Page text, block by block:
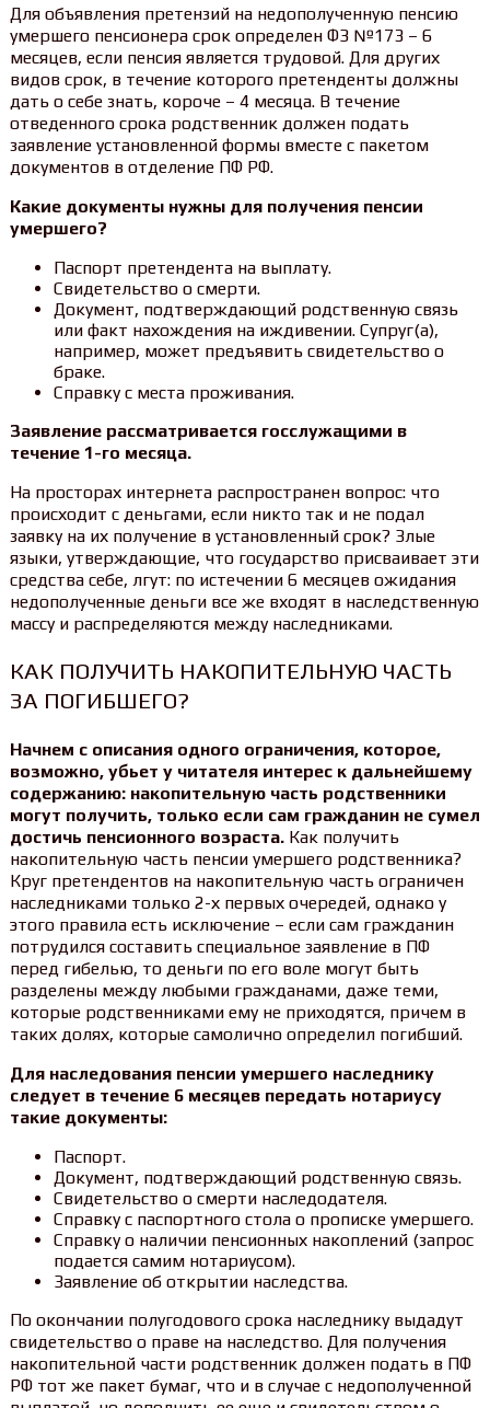
Для объявления претензий на недополученную пенсию
умершего пенсионера срок определен ФЗ №173 – 6
месяцев, если пенсия является трудовой. Для других
видов срок, в течение которого претенденты должны
дать о себе знать, короче – 4 месяца. В течение
отведенного срока родственник должен подать
заявление установленной формы вместе с пакетом
документов в отделение ПФ РФ.
Какие документы нужны для получения пенсии
умершего?
Паспорт претендента на выплату.
Свидетельство о смерти.
Документ, подтверждающий родственную связь
или факт нахождения на иждивении. Супруг(а),
например, может предъявить свидетельство о
браке.
Справку с места проживания.
Заявление рассматривается госслужащими в
течение 1-го месяца.
На просторах интернета распространен вопрос: что
происходит с деньгами, если никто так и не подал
заявку на их получение в установленный срок? Злые
языки, утверждающие, что государство присваивает эти
средства себе, лгут: по истечении 6 месяцев ожидания
недополученные деньги все же входят в наследственную
массу и распределяются между наследниками.
КАК ПОЛУЧИТЬ НАКОПИТЕЛЬНУЮ ЧАСТЬ
ЗА ПОГИБШЕГО?
Начнем с описания одного ограничения, которое,
возможно, убьет у читателя интерес к дальнейшему
содержанию: накопительную часть родственники
могут получить, только если сам гражданин не сумел
достичь пенсионного возраста.Как получить
накопительную часть пенсии умершего родственника?
Круг претендентов на накопительную часть ограничен
наследниками только 2-х первых очередей, однако у
этого правила есть исключение – если сам гражданин
потрудился составить специальное заявление в ПФ
перед гибелью, то деньги по его воле могут быть
разделены между любыми гражданами, даже теми,
которые родственниками ему не приходятся, причем в
таких долях, которые самолично определил погибший.
Для наследования пенсии умершего наследнику
следует в течение 6 месяцев передать нотариусу
такие документы:
Паспорт.
Документ, подтверждающий родственную связь.
Свидетельство о смерти наследодателя.
Справку с паспортного стола о прописке умершего.
Справку о наличии пенсионных накоплений (запрос
подается самим нотариусом).
Заявление об открытии наследства.
По окончании полугодового срока наследнику выдадут
свидетельство о праве на наследство. Для получения
накопительной части родственник должен подать в ПФ
РФ тот же пакет бумаг, что и в случае с недополученной